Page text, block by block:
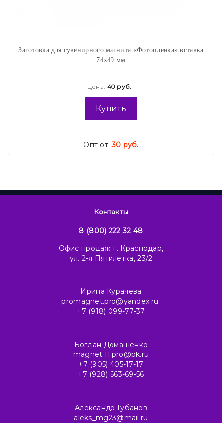
Заготовка для сувенирного магнита «Фотопленка» вставка
74х49 мм
Цена: 40 руб.
Купить
Опт от:30 руб.
Контакты
8 (800) 222 32 48
Офис продаж: г. Краснодар,
ул. 2-я Пятилетка, 23/2
Ирина Курачева
promagnet.pro@yandex.ru
+7 (918) 099-77-37
Богдан Домашенко
magnet.11.pro@bk.ru
+7 (905) 405-17-17
+7 (928) 663-69-56
Александр Губанов
aleks_mg23@mail.ru